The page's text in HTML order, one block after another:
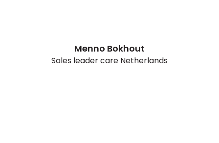
Menno Bokhout
Sales leader care Netherlands